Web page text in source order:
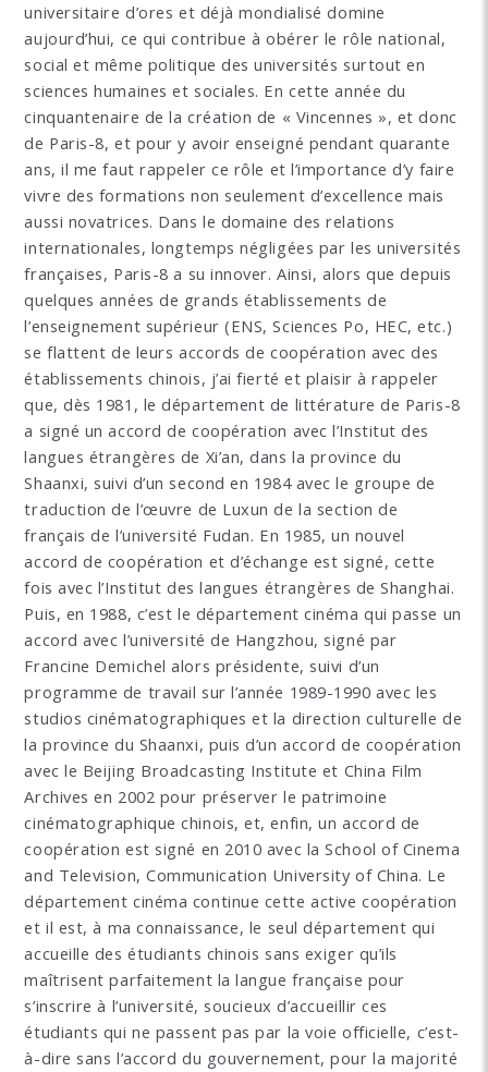
universitaire d’ores et déjà mondialisé domine
aujourd’hui, ce qui contribue à obérer le rôle national,
social et même politique des universités surtout en
sciences humaines et sociales. En cette année du
cinquantenaire de la création de « Vincennes », et donc
de Paris-8, et pour y avoir enseigné pendant quarante
ans, il me faut rappeler ce rôle et l’importance d’y faire
vivre des formations non seulement d’excellence mais
aussi novatrices. Dans le domaine des relations
internationales, longtemps négligées par les universités
françaises, Paris-8 a su innover. Ainsi, alors que depuis
quelques années de grands établissements de
l’enseignement supérieur (ENS, Sciences Po, HEC, etc.)
se flattent de leurs accords de coopération avec des
établissements chinois, j’ai fierté et plaisir à rappeler
que, dès 1981, le département de littérature de Paris-8
a signé un accord de coopération avec l’Institut des
langues étrangères de Xi’an, dans la province du
Shaanxi, suivi d’un second en 1984 avec le groupe de
traduction de l’œuvre de Luxun de la section de
français de l’université Fudan. En 1985, un nouvel
accord de coopération et d’échange est signé, cette
fois avec l’Institut des langues étrangères de Shanghai.
Puis, en 1988, c’est le département cinéma qui passe un
accord avec l’université de Hangzhou, signé par
Francine Demichel alors présidente, suivi d’un
programme de travail sur l’année 1989-1990 avec les
studios cinématographiques et la direction culturelle de
la province du Shaanxi, puis d’un accord de coopération
avec le Beijing Broadcasting Institute et China Film
Archives en 2002 pour préserver le patrimoine
cinématographique chinois, et, enfin, un accord de
coopération est signé en 2010 avec la School of Cinema
and Television, Communication University of China. Le
département cinéma continue cette active coopération
et il est, à ma connaissance, le seul département qui
accueille des étudiants chinois sans exiger qu’ils
maîtrisent parfaitement la langue française pour
s’inscrire à l’université, soucieux d’accueillir ces
étudiants qui ne passent pas par la voie officielle, c’est-
à-dire sans l’accord du gouvernement, pour la majorité